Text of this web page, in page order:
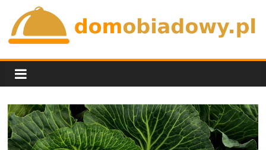
content
domobiadowy.pl